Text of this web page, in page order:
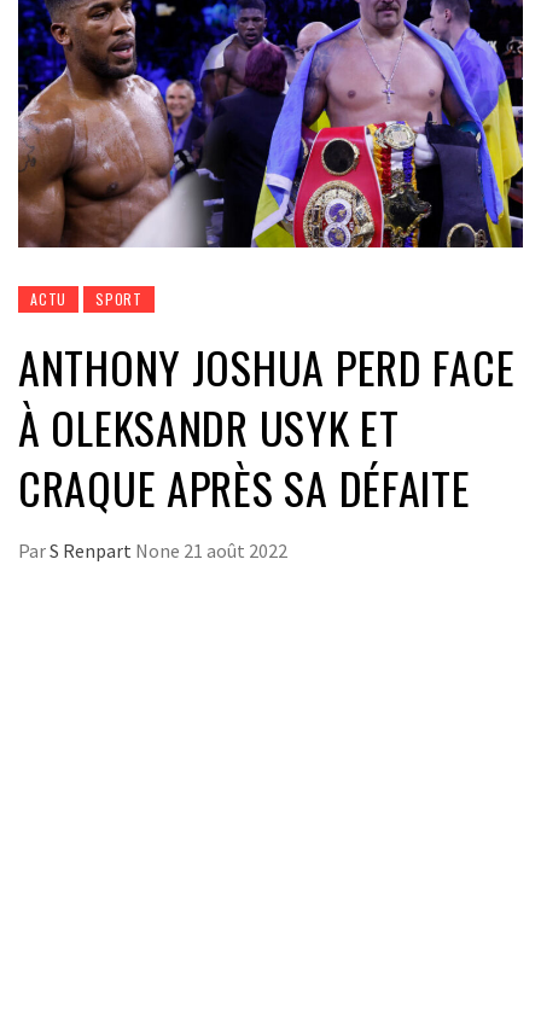
ACTU SPORT
ANTHONY JOSHUA PERD FACE
À OLEKSANDR USYK ET
CRAQUE APRÈS SA DÉFAITE
ParS Renpart None 21 août 2022